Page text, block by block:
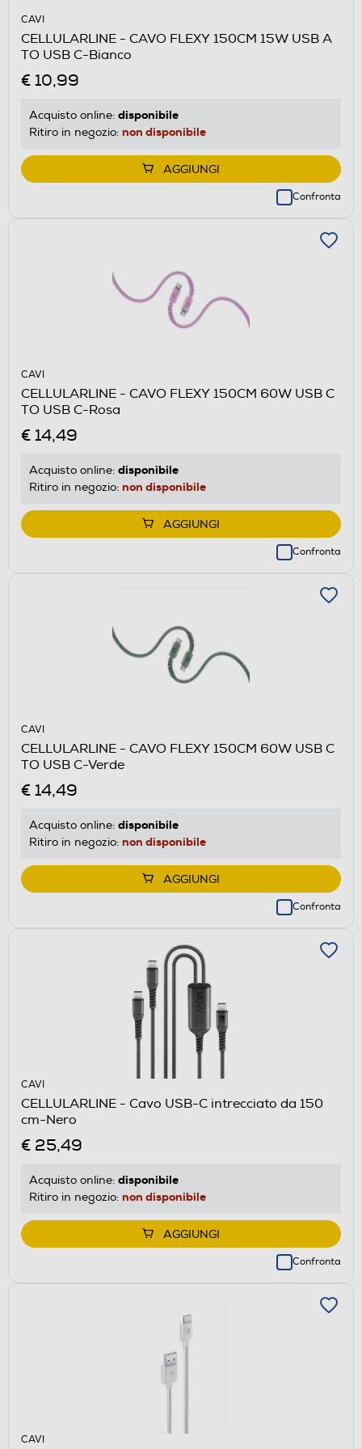
CAVI
CELLULARLINE - CAVO FLEXY 150CM 15W USB A
TO USB C-Bianco
€ 10,99
Acquisto online: disponibile
Ritiro in negozio: non disponibile
AGGIUNGI
Confronta
CAVI
CELLULARLINE - CAVO FLEXY 150CM 60W USB C
TO USB C-Rosa
€ 14,49
Acquisto online: disponibile
Ritiro in negozio: non disponibile
AGGIUNGI
Confronta
CAVI
CELLULARLINE - CAVO FLEXY 150CM 60W USB C
TO USB C-Verde
€ 14,49
Acquisto online: disponibile
Ritiro in negozio: non disponibile
AGGIUNGI
Confronta
CAVI
CELLULARLINE - Cavo USB-C intrecciato da 150
cm-Nero
€ 25,49
Acquisto online: disponibile
Ritiro in negozio: non disponibile
AGGIUNGI
Confronta
CAVI